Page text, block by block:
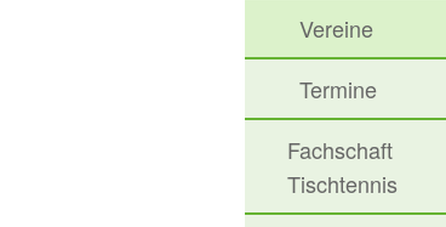
Vereine
Termine
Fachschaft
Tischtennis